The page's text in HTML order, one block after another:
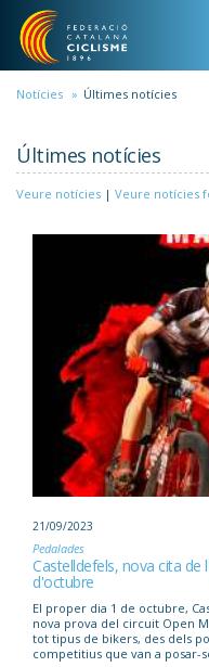
Vés al contingut
Notícies Últimes notícies
Últimes notícies
Veure notícies | Veure notícies
21/09/2023
Pedalades
Castelldefels, nova cita de
d'octubre
El proper dia 1 de octubre,
nova prova del circuit Open
tot tipus de bikers, des dels
competitius que van a posar-